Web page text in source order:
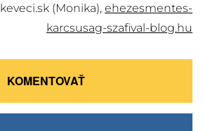
(Monika), ehezesmentes-
karcsusag-szafival-blog.hu
KOMENTOVAŤ